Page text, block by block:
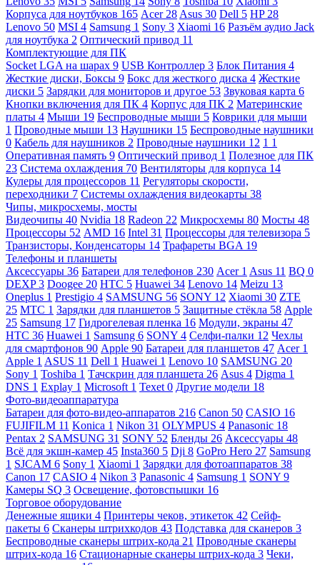
Корпуса для ноутбуков 165 Acer 28 Asus 30 Dell 5 HP 28
Lenovo 50 MSI 4 Samsung 1 Sony 3 Xiaomi 16 Разъём аудио Jack
для ноутбука 2 Оптический привод 11
Комплектующие для ПК
Socket LGA на шарах 9 USB Контроллер 3 Блок Питания 4
Жесткие диски, Боксы 9 Бокс для жесткого диска 4 Жесткие
диски 5 Зарядки для мониторов и другое 53 Звуковая карта 6
Кнопки включения для ПК 4 Корпус для ПК 2 Материнские
платы 4 Мыши 19 Беспроводные мыши 5 Коврики для мыши
1 Проводные мыши 13 Наушники 15 Беспроводные наушники
0 Кабель для наушников 2 Проводные наушники 12 1 1
Оперативная память 9 Оптический привод 1 Полезное для ПК
23 Система охлаждения 70 Вентиляторы для корпуса 14
Кулеры для процессоров 11 Регуляторы скорости,
переходники 7 Системы охлаждения видеокарты 38
Чипы, микросхемы, мосты
Видеочипы 40 Nvidia 18 Radeon 22 Микросхемы 80 Мосты 48
Процессоры 52 AMD 16 Intel 31 Процессоры для телевизора 5
Транзисторы, Конденсаторы 14 Трафареты BGA 19
Телефоны и планшеты
Аксессуары 36 Батареи для телефонов 230 Acer 1 Asus 11 BQ 0
DEXP3 Doogee 20 HTC 5 Huawei 34 Lenovo 14 Meizu 13
Oneplus 1 Prestigio 4 SAMSUNG 56 SONY 12 Xiaomi 30 ZTE
25 МТС 1 Зарядки для планшетов 5 Защитные стёкла 58 Apple
25 Samsung 17 Гидрогелевая пленка 16 Модули, экраны 47
HTC 36 Huawei 1 Samsung 6 SONY 4 Селфи-палки 12 Чехлы
для смартфонов 90 Apple 90 Батареи для планшетов 47 Acer 1
Apple 1 ASUS 11 Dell 1 Huawei 1 Lenovo 10 SAMSUNG 20
Sony 1 Toshiba 1 Тачскрин для планшета 26 Asus 4 Digma 1
DNS 1 Explay 1 Microsoft 1 Texet 0 Другие модели 18
Фото-видеоаппаратура
Батареи для фото-видео-аппаратов 216 Canon 50 CASIO 16
FUJIFILM 11 Konica 1 Nikon 31 OLYMPUS 4 Panasonic 18
Pentax 2 SAMSUNG 31 SONY 52 Бленды 26 Аксессуары 48
Всё для экшн-камер 45 Insta360 5 Dji 8 GoPro Hero 27 Samsung
1 SJCAM 6 Sony 1 Xiaomi 1 Зарядки для фотоаппаратов 38
Canon 17 CASIO 4 Nikon 3 Panasonic 4 Samsung 1 SONY 9
Камеры SQ 3 Освещение, фотовспышки 16
Торговое оборудование
Денежные ящики 4 Принтеры чеков, этикеток 42 Сейф-
пакеты 6 Сканеры штрихкодов 43 Подставка для сканеров 3
Беспроводные сканеры штрих-кода 21 Проводные сканеры
штрих-кода 16 Стационарные сканеры штрих-кода 3 Чеки,